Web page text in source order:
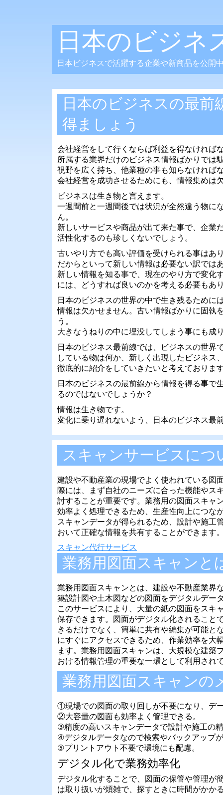
日本のビジネ
日本ビジネスで活躍する企業や新商品を公開
日本のビジネスの最前
得ましょう
会社経営をして行くならば利益を得なければ
所属する業界だけのビジネス情報ばかりでは
視野を広く持ち、他業種の事も知らなければ
会社経営を成功させるためにも、情報集めは
ビジネスは生き物と言えます。
一週間前と一週間後では状況が全然違う物に
ん。
新しいサービスや商品が出て来た事で、企業
活性化するのも珍しくないでしょう。
古いやり方でも高い評価を受けられる事はあ
だからといって新しい情報は必要ない訳では
新しい情報を知る事で、現在のやり方で変化
には、どうすれば良いのかを考える必要もあ
日本のビジネスの世界の中で生き残るために
情報は欠かせません。古い情報ばかりに固執
う。
大きなうねりの中に埋没してしまう事にも成
日本のビジネス最前線では、ビジネスの世界
している物は何か、新しく出現したビジネス
徹底的に紹介をしていきたいと考えておりま
日本のビジネスの最前線から情報を得る事で
るのではないでしょうか？
情報は生き物です。
変化に乗り遅れないよう、日本のビジネス最
スキャンサービスにつ
建設や不動産業の現場でよく使われている図
際には、まず自社のニーズに合った機能やス
討することが重要です。業務用の図面スキャ
効率よく処理できるため、生産性向上につな
スキャンデータが得られるため、設計や施工
おいて正確な情報を共有することができます
スキャン代行サービス
業務用図面スキャンと
業務用図面スキャンとは、建設や不動産業界
築設計図や土木図などの図面をデジタルデー
このサービスにより、大量の紙の図面をスキ
保存できます。図面がデジタル化されること
きるだけでなく、簡単に共有や編集が可能と
にすぐにアクセスできるため、作業効率を大
ます。業務用図面スキャンは、大規模な建築
おける情報管理の重要な一環として利用され
業務用図面スキャンの
①現場での図面の取り回しが不要になり、デ
②大容量の図面も効率よく管理できる。
③精度の高いスキャンデータで設計や施工の
④デジタルデータなので検索やバックアップ
⑤プリントアウト不要で環境にも配慮。
デジタル化で業務効率化
デジタル化することで、図面の保管や管理が
は取り扱いが煩雑で、探すときに時間がかか